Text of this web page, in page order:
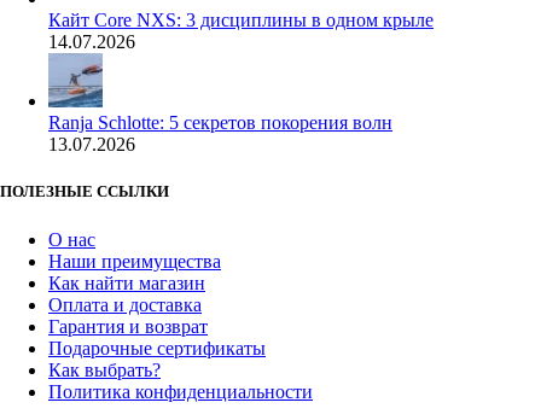
Кайт Core NXS: 3 дисциплины в одном крыле
14.07.2026
Ranja Schlotte: 5 секретов покорения волн
13.07.2026
ПОЛЕЗНЫЕ ССЫЛКИ
О нас
Наши преимущества
Как найти магазин
Оплата и доставка
Гарантия и возврат
Подарочные сертификаты
Как выбрать?
Политика конфиденциальности